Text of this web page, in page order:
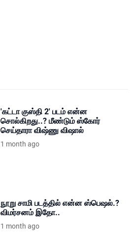
'கட்டா குஸ்தி 2' படம் என்ன
சொல்கிறது..? மீண்டும் ஸ்கோர்
செய்தாரா விஷ்ணு விஷால்
1 month ago
நூறு சாமி படத்தில் என்ன ஸ்பெஷல்.?
விமர்சனம் இதோ..
1 month ago